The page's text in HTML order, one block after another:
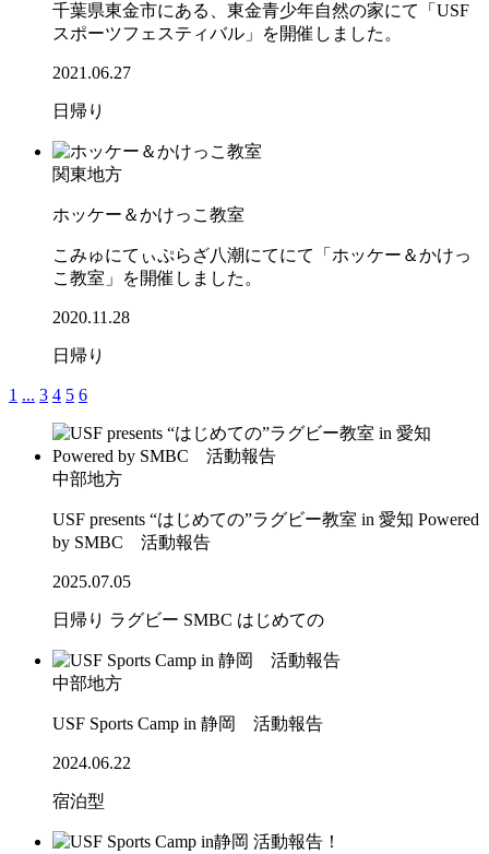
千葉県東金市にある、東金青少年自然の家にて「USF
スポーツフェスティバル」を開催しました。
2021.06.27
日帰り
関東地方
ホッケー＆かけっこ教室
こみゅにてぃぷらざ八潮にてにて「ホッケー＆かけっ
こ教室」を開催しました。
2020.11.28
日帰り
1 ... 3 4 5 6
中部地方
USF presents “はじめての”ラグビー教室 in 愛知 Powered
by SMBC 活動報告
2025.07.05
日帰り ラグビー SMBC はじめての
中部地方
USF Sports Camp in 静岡 活動報告
2024.06.22
宿泊型